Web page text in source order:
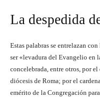
La despedida
Estas palabras se entrelazan
ser «levadura del Evangelio en
concelebrada, entre otros, por
diócesis de Roma; por el
emérito de la Congregación